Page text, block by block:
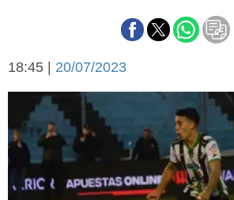
Aplausos
Cines
Economía y campo
Espacio
Sociedad y tiempo
libre
Sociedad
Tecnología
Turismo
Salud
18:45 | 20/07/2023